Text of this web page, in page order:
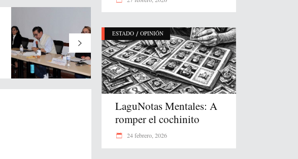
ESTADO / OPINIÓN
LaguNotas Mentales: A
romper el cochinito
24 febrero, 2026